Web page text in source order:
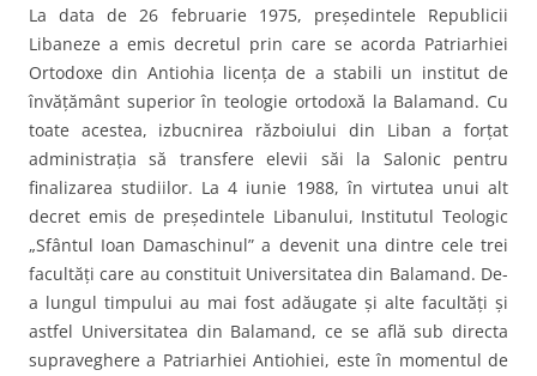
La data de 26 februarie 1975, preşedintele Republicii
Libaneze a emis decretul prin care se acorda Patriarhiei
Ortodoxe din Antiohia licenţa de a stabili un institut de
învăţământ superior în teologie ortodoxă la Balamand. Cu
toate acestea, izbucnirea războiului din Liban a forţat
administraţia să transfere elevii săi la Salonic pentru
finalizarea studiilor. La 4 iunie 1988, în virtutea unui alt
decret emis de preşedintele Libanului, Institutul Teologic
„Sfântul Ioan Damaschinul” a devenit una dintre cele trei
facultăţi care au constituit Universitatea din Balamand. De-
a lungul timpului au mai fost adăugate şi alte facultăţi şi
astfel Universitatea din Balamand, ce se află sub directa
supraveghere a Patriarhiei Antiohiei, este în momentul de